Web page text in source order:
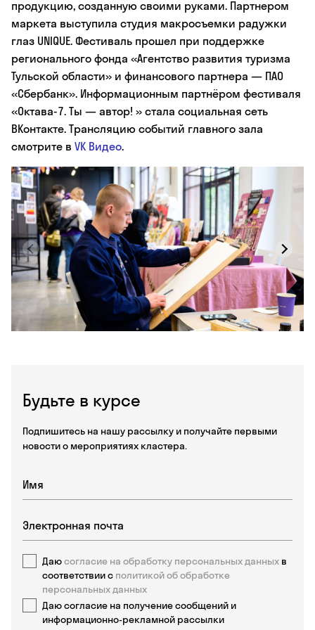
Будьте в курсе
Подпишитесь на нашу рассылку и получайте первыми
новости о мероприятиях кластера.
Даюсогласие на обработку персональных данных в
соответствии с политикой об обработке
персональных данных
Даю согласие на получение сообщений и
информационно-рекламной рассылки
продукцию, созданную своими руками. Партнером
маркета выступила студия макросъемки радужки
глаз UNIQUE. Фестиваль прошел при поддержке
регионального фонда «Агентство развития туризма
Тульской области» и финансового партнера — ПАО
«Сбербанк». Информационным партнёром фестиваля
«Октава-7. Ты — автор! » стала социальная сеть
ВКонтакте. Трансляцию событий главного зала
смотрите в VK Видео.